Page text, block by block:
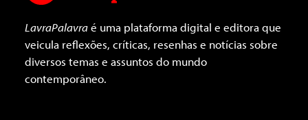
LavraPalavraé uma plataforma digital e editora que
veicula reflexões, críticas, resenhas e notícias sobre
diversos temas e assuntos do mundo
contemporâneo.